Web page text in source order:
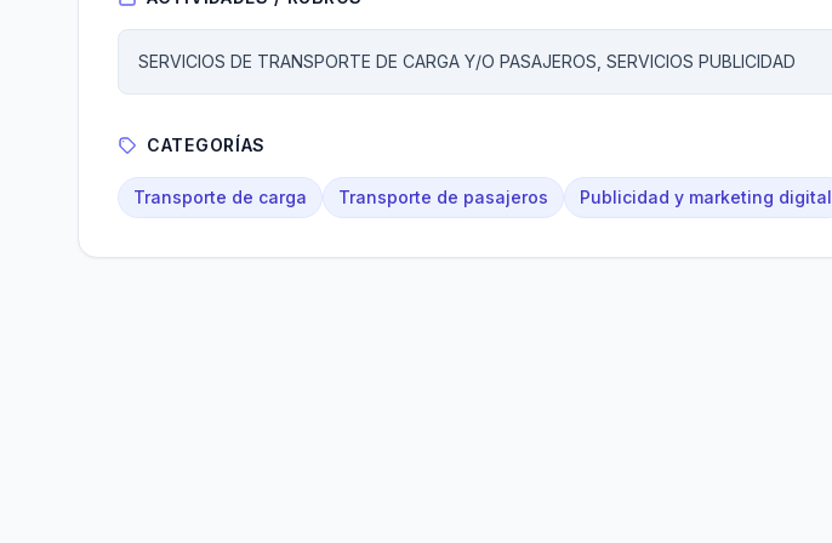
SERVICIOS DE TRANSPORTE DE CARGA Y/O PASAJEROS, SERVICIOS PUBLICIDAD
CATEGORÍAS
Transporte de carga Transporte de pasajeros Publicidad y marketing digital